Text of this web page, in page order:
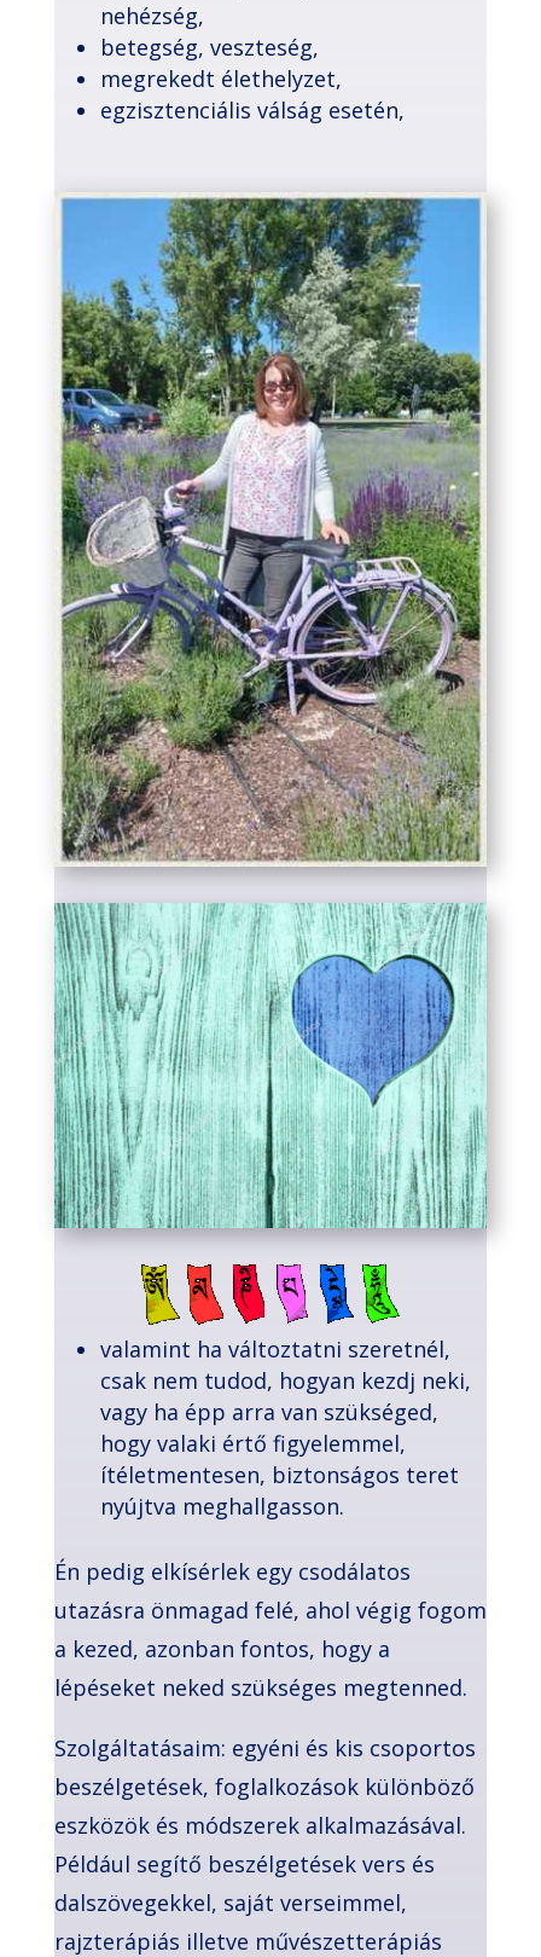
nehézség,
betegség, veszteség,
megrekedt élethelyzet,
egzisztenciális válság esetén,
valamint ha változtatni szeretnél,
csak nem tudod, hogyan kezdj neki,
vagy ha épp arra van szükséged,
hogy valaki értő figyelemmel,
ítéletmentesen, biztonságos teret
nyújtva meghallgasson.
Én pedig elkísérlek egy csodálatos
utazásra önmagad felé, ahol végig fogom
a kezed, azonban fontos, hogy a
lépéseket neked szükséges megtenned.
Szolgáltatásaim: egyéni és kis csoportos
beszélgetések, foglalkozások különböző
eszközök és módszerek alkalmazásával.
Például segítő beszélgetések vers és
dalszövegekkel, saját verseimmel,
rajzterápiás illetve művészetterápiás